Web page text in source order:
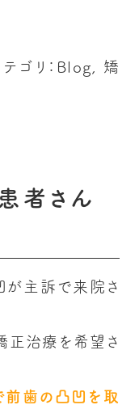
ゴリ： Blog
矯
者さん
主訴で来院さ
正治療を希望さ
前歯の凸凹を取